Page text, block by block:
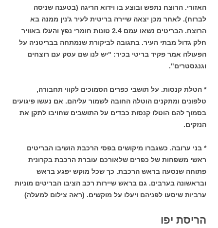
האזורי. הרוצח נתפש ובוצע בו וידוא הריגה (בטענה שניסה
לברוח). לאחר מכן יצאה שיירה בריטית לעיר ג'נין ממנה בא
הרוצח. הבריטים נשאו עמם 2.4 טונות חומרי נפץ והעלו באוויר
חלק גדול מבתי העיר. בתגובה לביקורת שנמתחה בבריטניה על
הפעולה אמר פקיד בריטי בכיר: "יש לנו שם עסק עם רוצחים
וגנגסטרים".
* הטלת קנסות. על תושבי כפרים הסמוכים לקווי תחבורה,
טלפונים ומתקנים הוטלה החובה לשמור עליהם. אם נעשו פיגועים
בסמוך להם הוטלו קנסות כבדים על התושבים שחויבו לתקן את
הנזקים.
* בני ערובה. כשגברו מיקושים בפסי הרכבת הושיבו הבריטים
ראשי משפחות של כפרים שלאורכם עוברת הרכבת בקרונית
פתוחה שנסעה בראש הרכבת. כך שכל מוקש יפגע בראש
ובראשונה בערבים. גם בראש שיירות רכב הציבו הבריטים מוניות
ערביות שיסעו לפניהם ויעלו על מוקשים. (ראה צילום למעלה)
הריסת יפו